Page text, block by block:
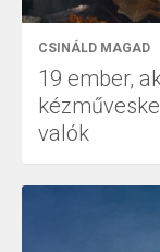
CSINÁLD MAGAD
19 ember,
valók